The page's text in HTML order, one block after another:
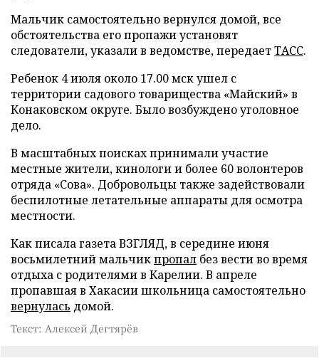
Мальчик самостоятельно вернулся домой, все
обстоятельства его пропажи установят
следователи, указали в ведомстве, передаетТАСС.
Ребенок 4 июля около 17.00 мск ушел с
территории садового товарищества «Майский» в
Конаковском округе. Было возбуждено уголовное
дело.
В масштабных поисках принимали участие
местные жители, кинологи и более 60 волонтеров
отряда «Сова». Добровольцы также задействовали
беспилотные летательные аппараты для осмотра
местности.
Как писала газета ВЗГЛЯД, в середине июня
восьмилетний мальчикпропал без вести во время
отдыха с родителями в Карелии. В апреле
пропавшая в Хакасии школьница самостоятельно
вернулась домой.
Текст: Алексей Дегтярёв